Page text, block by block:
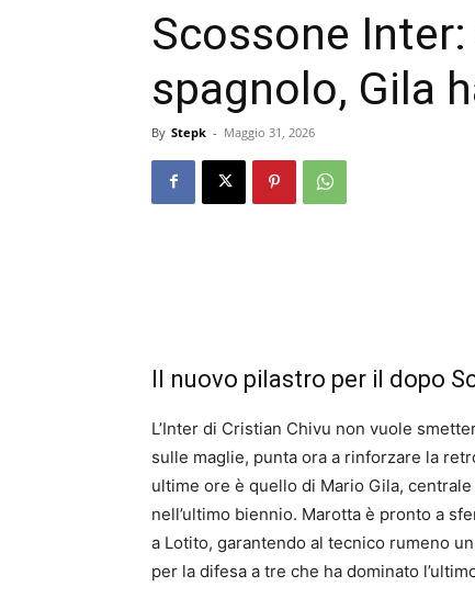
Scossone
spagnolo, Gila
By Stepk - Maggio 31, 2026
Il nuovo pilastro per il dopo
L’Inter di Cristian Chivu non vuole
sulle maglie, punta ora a rinforzare la
ultime ore è quello di Mario Gila,
nell’ultimo biennio. Marotta è pronto a
a Lotito, garantendo al tecnico rumeno
per la difesa a tre che ha dominato